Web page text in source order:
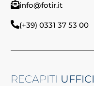
info@fotir.it
(+39) 0331 37 53 00
RECAPITI UFFICI